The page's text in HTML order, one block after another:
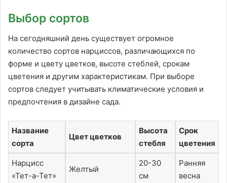
Выбор сортов
На сегодняшний день существует огромное
количество сортов нарциссов, различающихся по
форме и цвету цветков, высоте стеблей, срокам
цветения и другим характеристикам. При выборе
сортов следует учитывать климатические условия и
предпочтения в дизайне сада.
Название
сорта
Цвет цветков
Высота
стебля
Срок
цветения
Нарцисс
«Тет-а-Тет»
Желтый
20-30
см
Ранняя
весна